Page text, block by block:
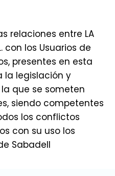
relaciones entre LA
con los Usuarios de
presentes en esta
la legislación y
que se someten
siendo competentes
los conflictos
con su uso los
Sabadell